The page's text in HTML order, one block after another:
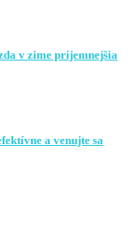
v zime príjemnejšia
a venujte sa